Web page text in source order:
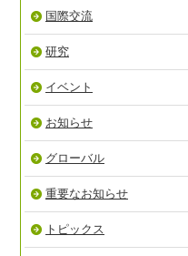
国際交流
研究
イベント
お知らせ
グローバル
重要なお知らせ
トピックス